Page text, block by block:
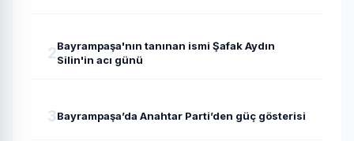
2Bayrampaşa'nın tanınan ismi Şafak Aydın
Silin'in acı günü
3Bayrampaşa’da Anahtar Parti’den güç gösterisi